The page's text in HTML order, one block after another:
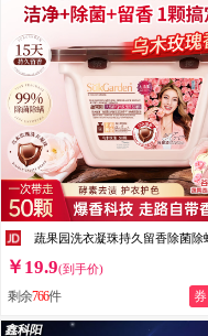
￥19.9(到手价)
剩余766件 券